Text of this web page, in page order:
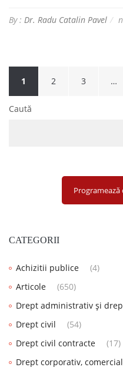
By : Dr. Radu Catalin Pavel
Paginație
articole
1 2 3 …
Caută
CATEGORII
Achizitii publice
(4)
Articole
(650)
Drept administrativ și
Drept civil
(54)
Drept civil contracte
(17)
Drept corporativ,